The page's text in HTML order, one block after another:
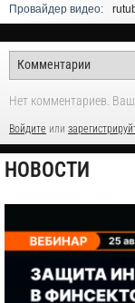
Провайдер видео:
Нет комментариев.
Войдите или
НОВОСТИ